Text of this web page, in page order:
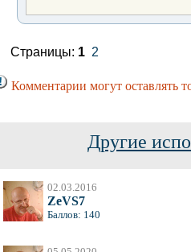
Страницы: 1 2
Комментарии могут оставлять
Другие
02.03.2016
ZeVS7
Баллов: 140